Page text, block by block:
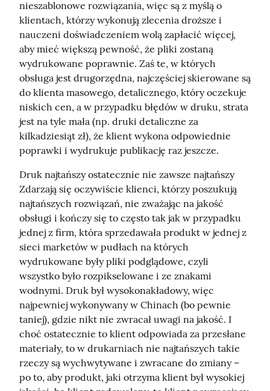
nieszablonowe rozwiązania, więc są z myślą o
klientach, którzy wykonują zlecenia droższe i
nauczeni doświadczeniem wolą zapłacić więcej,
aby mieć większą pewność, że pliki zostaną
wydrukowane poprawnie. Zaś te, w których
obsługa jest drugorzędna, najczęściej skierowane są
do klienta masowego, detalicznego, który oczekuje
niskich cen, a w przypadku błędów w druku, strata
jest na tyle mała (np. druki detaliczne za
kilkadziesiąt zł), że klient wykona odpowiednie
poprawki i wydrukuje publikację raz jeszcze.
Druk najtańszy ostatecznie nie zawsze najtańszy
Zdarzają się oczywiście klienci, którzy poszukują
najtańszych rozwiązań, nie zważając na jakość
obsługi i kończy się to często tak jak w przypadku
jednej z firm, która sprzedawała produkt w jednej z
sieci marketów w pudłach na których
wydrukowane były pliki podglądowe, czyli
wszystko było rozpikselowane i ze znakami
wodnymi. Druk był wysokonakładowy, więc
najpewniej wykonywany w Chinach (bo pewnie
taniej), gdzie nikt nie zwracał uwagi na jakość. I
choć ostatecznie to klient odpowiada za przesłane
materiały, to w drukarniach nie najtańszych takie
rzeczy są wychwytywane i zwracane do zmiany –
po to, aby produkt, jaki otrzyma klient był wysokiej